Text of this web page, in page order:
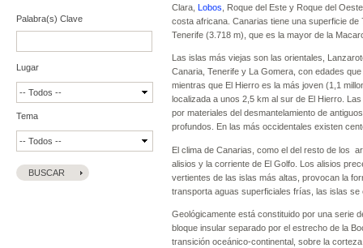
Palabra(s) Clave
Lugar
Tema
Clara, Lobos , Roque del Este y Roque del
costa africana. Canarias tiene una superficie
Tenerife (3.718 m), que es la mayor de la
Las islas más viejas son las orientales,
Canaria, Tenerife y La Gomera, con edades
mientras que El Hierro es la más joven (1,1
localizada a unos 2,5 km al sur de El Hierro.
por materiales del desmantelamiento de
profundos. En las más occidentales existen
El clima de Canarias, como el del resto de los
alisios y la corriente de El Golfo. Los alisios
vertientes de las islas más altas, provocan la
transporta aguas superficiales frías, las islas se
Geológicamente está constituido por una serie
bloque insular separado por el estrecho de la
transición oceánico-continental, sobre la